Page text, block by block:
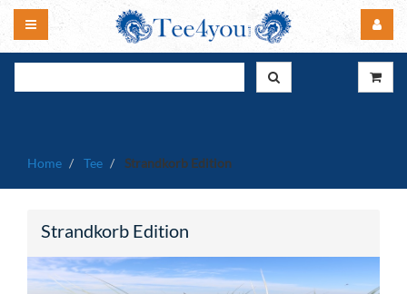
Home Tee Strandkorb Edition
Strandkorb Edition